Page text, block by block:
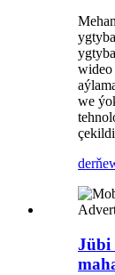
wideo
we
Jübi